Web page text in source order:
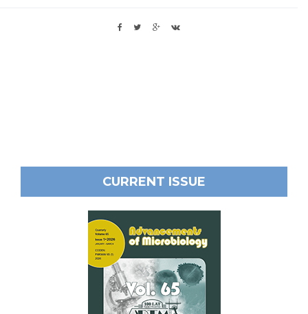
CURRENT ISSUE